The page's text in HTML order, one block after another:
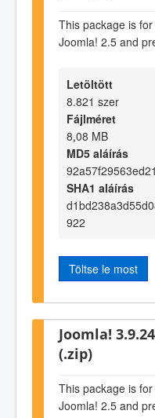
This package is
Joomla! 2.5 and
Letöltött
8.821 szer
Fájlméret
8,08 MB
MD5 aláírás
SHA1 aláírás
922
Töltse le most
Joomla!
(.zip)
This package is
Joomla! 2.5 and